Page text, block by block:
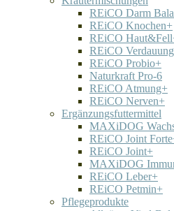
REiCO Darm
REiCO Knochen+
REiCO
REiCO
REiCO Probio+
Naturkraft Pro-6
REiCO Atmung+
REiCO Nerven+
Ergänzungsfuttermittel
MAXiDOG
REiCO Joint
REiCO Joint+
MAXiDOG
REiCO Leber+
REiCO Petmin+
Pflegeprodukte